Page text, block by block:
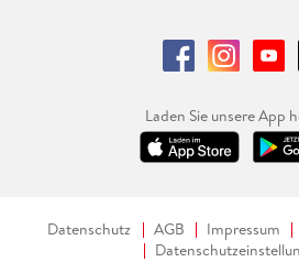
Laden Sie unsere App
Datenschutz AGB Impressum